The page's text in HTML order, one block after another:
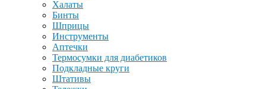
Халаты
Бинты
Шприцы
Инструменты
Аптечки
Термосумки для диабетиков
Подкладные круги
Штативы